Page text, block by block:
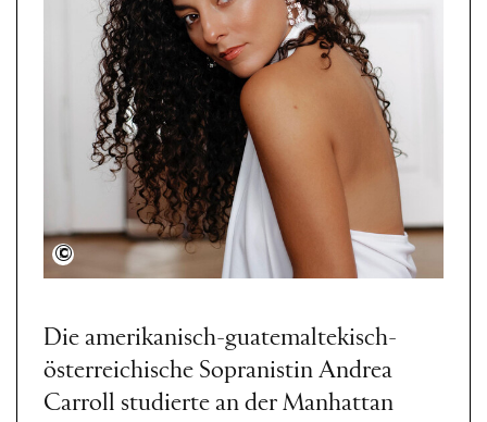
Zhanna Ishchenko
Die amerikanisch-guatemaltekisch-
österreichische Sopranistin Andrea
Carroll studierte an der Manhattan